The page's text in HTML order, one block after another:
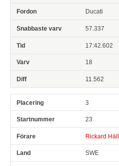
Ducati
57.337
17:42.602
18
11.562
3
23
Rickard Häll
SWE